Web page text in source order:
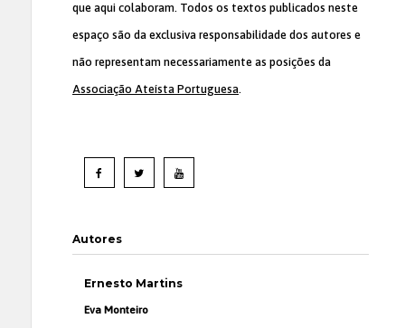
que aqui colaboram. Todos os textos publicados neste
espaço são da exclusiva responsabilidade dos autores e
não representam necessariamente as posições da
Associação Ateísta Portuguesa.
Autores
Ernesto Martins
Eva Monteiro